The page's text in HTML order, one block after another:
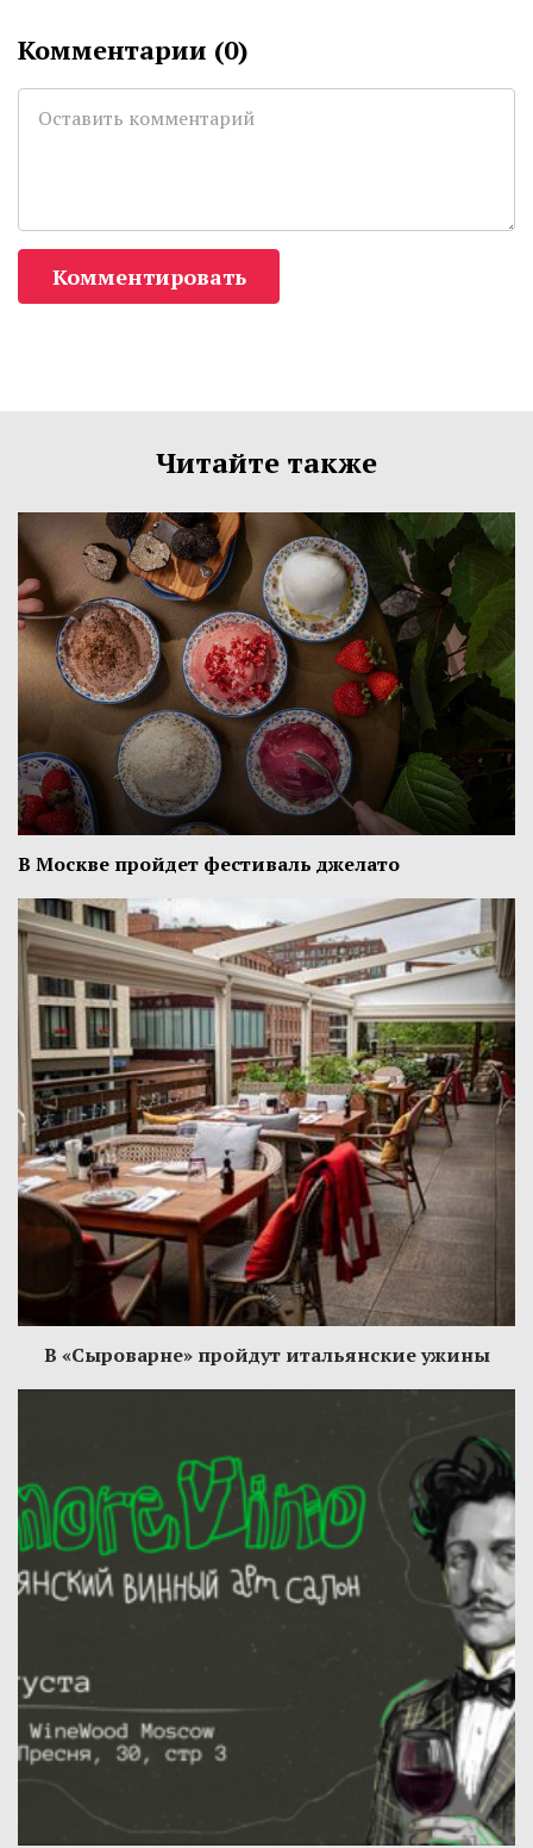
Комментарии (0)
Комментировать
Читайте также
В Москве пройдет фестиваль джелато
В «Сыроварне» пройдут итальянские ужины